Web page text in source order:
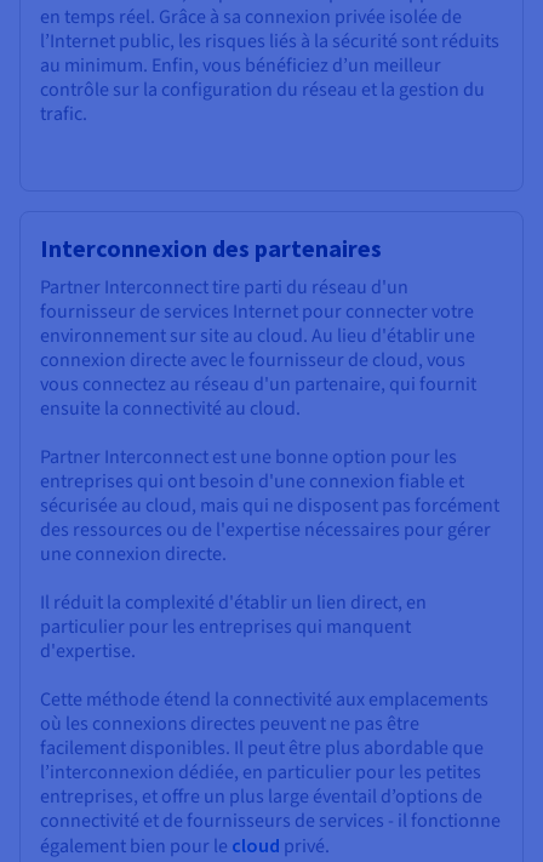
en temps réel. Grâce à sa connexion privée isolée de
l’Internet public, les risques liés à la sécurité sont réduits
au minimum. Enfin, vous bénéficiez d’un meilleur
contrôle sur la configuration du réseau et la gestion du
trafic.
Interconnexion des partenaires
Partner Interconnect tire parti du réseau d'un
fournisseur de services Internet pour connecter votre
environnement sur site au cloud. Au lieu d'établir une
connexion directe avec le fournisseur de cloud, vous
vous connectez au réseau d'un partenaire, qui fournit
ensuite la connectivité au cloud.
Partner Interconnect est une bonne option pour les
entreprises qui ont besoin d'une connexion fiable et
sécurisée au cloud, mais qui ne disposent pas forcément
des ressources ou de l'expertise nécessaires pour gérer
une connexion directe.
Il réduit la complexité d'établir un lien direct, en
particulier pour les entreprises qui manquent
d'expertise.
Cette méthode étend la connectivité aux emplacements
où les connexions directes peuvent ne pas être
facilement disponibles. Il peut être plus abordable que
l’interconnexion dédiée, en particulier pour les petites
entreprises, et offre un plus large éventail d’options de
connectivité et de fournisseurs de services - il fonctionne
également bien pour le cloud privé.